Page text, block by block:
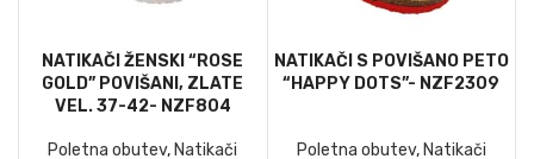
NATIKAČI ŽENSKI “ROSE
GOLD” POVIŠANI, ZLATE
VEL. 37-42- NZF804
Poletna obutev, Natikači
NATIKAČI S POVIŠANO PETO
“HAPPY DOTS”- NZF2309
Poletna obutev, Natikači